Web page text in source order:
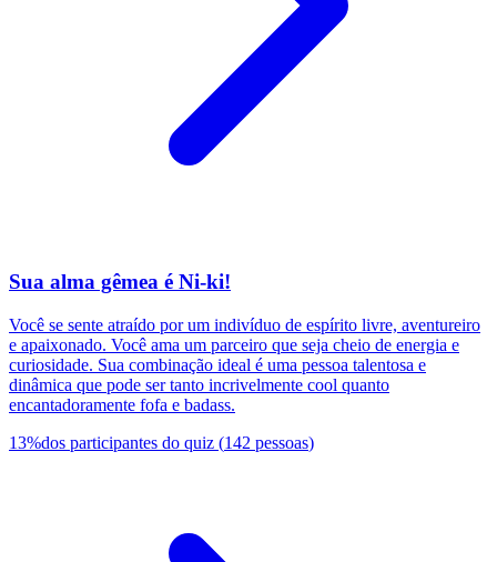
Sua alma gêmea é Ni-ki!
Você se sente atraído por um indivíduo de espírito livre, aventureiro
e apaixonado. Você ama um parceiro que seja cheio de energia e
curiosidade. Sua combinação ideal é uma pessoa talentosa e
dinâmica que pode ser tanto incrivelmente cool quanto
encantadoramente fofa e badass.
13%dos participantes do quiz (142 pessoas)